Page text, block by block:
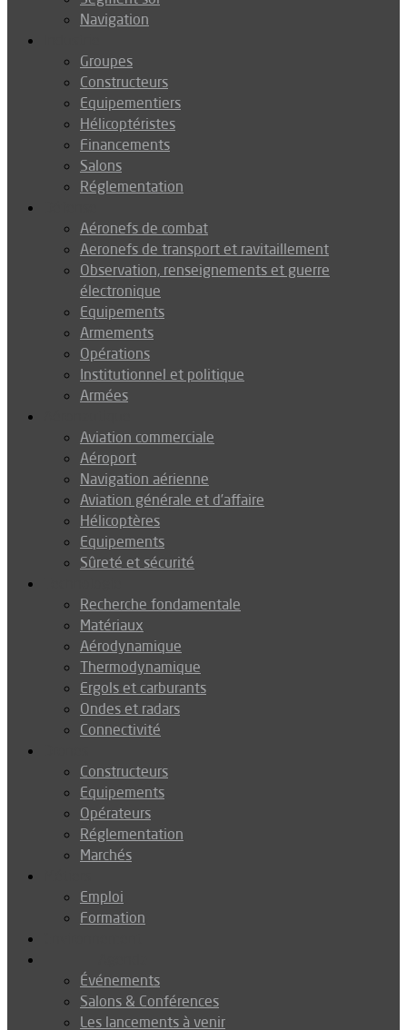
Navigation
Groupes
Constructeurs
Equipementiers
Hélicoptéristes
Financements
Salons
Réglementation
Aéronefs de combat
Aeronefs de transport et ravitaillement
Observation, renseignements et guerre
électronique
Equipements
Armements
Opérations
Institutionnel et politique
Armées
Aviation commerciale
Aéroport
Navigation aérienne
Aviation générale et d’affaire
Hélicoptères
Equipements
Sûreté et sécurité
Recherche fondamentale
Matériaux
Aérodynamique
Thermodynamique
Ergols et carburants
Ondes et radars
Connectivité
Constructeurs
Equipements
Opérateurs
Réglementation
Marchés
Emploi
Formation
Événements
Salons & Conférences
Les lancements à venir